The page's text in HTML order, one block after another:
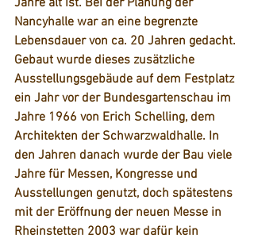
Jahre alt ist. Bei der Planung der
Nancyhalle war an eine begrenzte
Lebensdauer von ca. 20 Jahren gedacht.
Gebaut wurde dieses zusätzliche
Ausstellungsgebäude auf dem Festplatz
ein Jahr vor der Bundesgartenschau im
Jahre 1966 von Erich Schelling, dem
Architekten der Schwarzwaldhalle. In
den Jahren danach wurde der Bau viele
Jahre für Messen, Kongresse und
Ausstellungen genutzt, doch spätestens
mit der Eröffnung der neuen Messe in
Rheinstetten 2003 war dafür kein